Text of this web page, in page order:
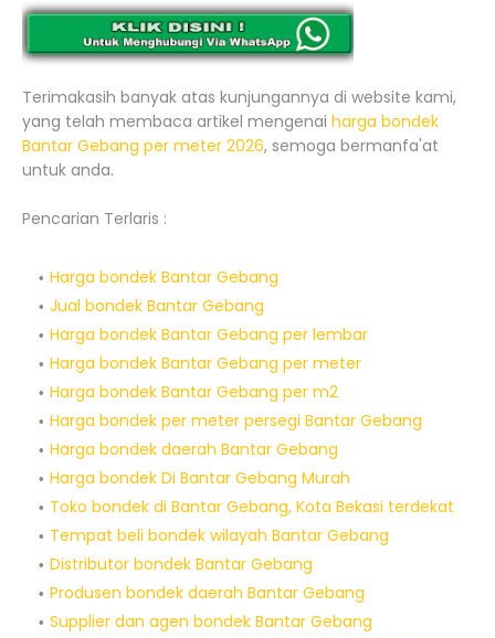
Terimakasih banyak atas kunjungannya di website kami,
yang telah membaca artikel mengenai harga bondek
Bantar Gebang per meter 2026, semoga bermanfa'at
untuk anda.
Pencarian Terlaris :
Harga bondek Bantar Gebang
Jual bondek Bantar Gebang
Harga bondek Bantar Gebang per lembar
Harga bondek Bantar Gebang per meter
Harga bondek Bantar Gebang per m2
Harga bondek per meter persegi Bantar Gebang
Harga bondek daerah Bantar Gebang
Harga bondek Di Bantar Gebang Murah
Toko bondek di Bantar Gebang, Kota Bekasi terdekat
Tempat beli bondek wilayah Bantar Gebang
Distributor bondek Bantar Gebang
Produsen bondek daerah Bantar Gebang
Supplier dan agen bondek Bantar Gebang